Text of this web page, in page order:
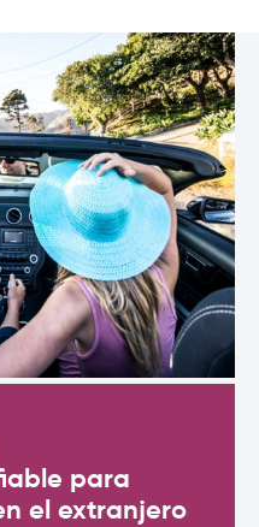
para
el extranjero